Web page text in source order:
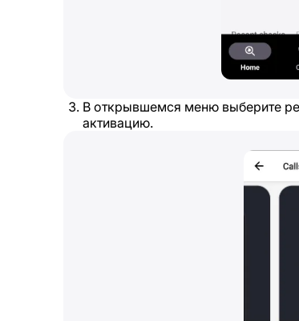
В открывшемся меню выберите
активацию.